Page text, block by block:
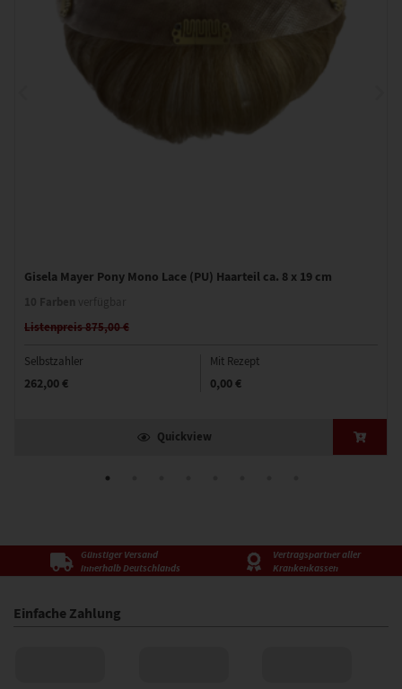
Gisela Mayer Pony Mono Lace (PU) Haarteil ca. 8 x 19 cm
Listenpreis 875,00 €
Selbstzahler
262,00 €
Mit Rezept
0,00 €
Quickview
Günstiger Versand
innerhalb Deutschlands
Vertragspartner aller
Krankenkassen
Einfache Zahlung